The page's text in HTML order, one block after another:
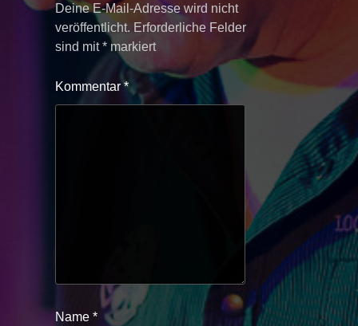
Deine E-Mail-Adresse wird nicht
veröffentlicht. Erforderliche Felder
sind mit* markiert
Kommentar*
Name *